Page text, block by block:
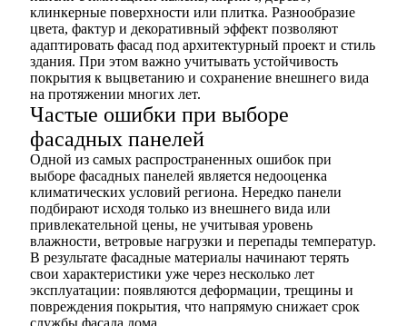
клинкерные поверхности или плитка. Разнообразие
цвета, фактур и декоративный эффект позволяют
адаптировать фасад под архитектурный проект и стиль
здания. При этом важно учитывать устойчивость
покрытия к выцветанию и сохранение внешнего вида
на протяжении многих лет.
Частые ошибки при выборе
фасадных панелей
Одной из самых распространенных ошибок при
выборе фасадных панелей является недооценка
климатических условий региона. Нередко панели
подбирают исходя только из внешнего вида или
привлекательной цены, не учитывая уровень
влажности, ветровые нагрузки и перепады температур.
В результате фасадные материалы начинают терять
свои характеристики уже через несколько лет
эксплуатации: появляются деформации, трещины и
повреждения покрытия, что напрямую снижает срок
службы фасада дома.